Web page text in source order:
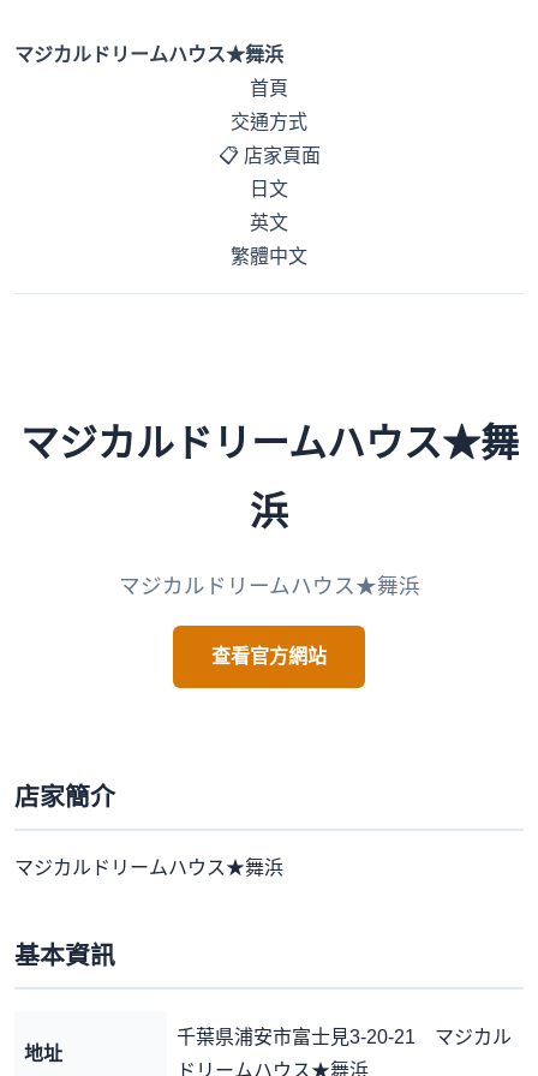
マジカルドリームハウス★舞浜
首頁
交通方式
📋 店家頁面
日文
英文
繁體中文
マジカルドリームハウス★舞
浜
マジカルドリームハウス★舞浜
查看官方網站
店家簡介
マジカルドリームハウス★舞浜
基本資訊
地址
千葉県浦安市富士見3-20-21 マジカル
ドリームハウス★舞浜